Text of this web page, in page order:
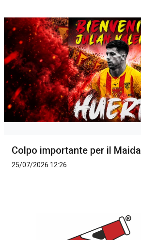
Colpo importante per il Maida
25/07/2026 12:26